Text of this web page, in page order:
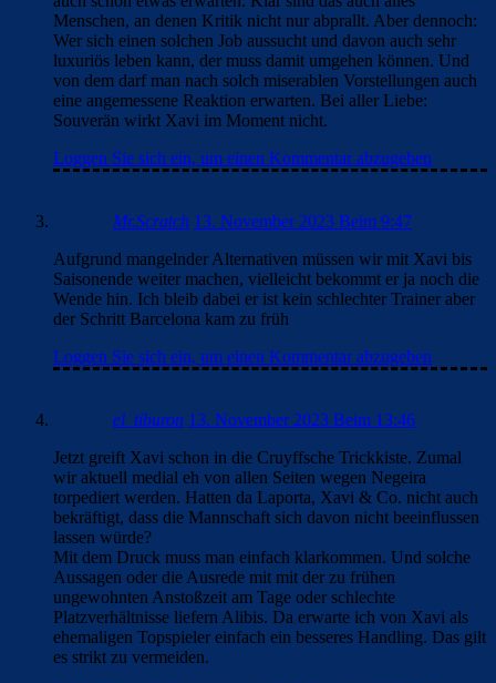
Menschen, an denen Kritik nicht nur abprallt. Aber dennoch:
Wer sich einen solchen Job aussucht und davon auch sehr
luxuriös leben kann, der muss damit umgehen können. Und
von dem darf man nach solch miserablen Vorstellungen auch
eine angemessene Reaktion erwarten. Bei aller Liebe:
Souverän wirkt Xavi im Moment nicht.
Loggen Sie sich ein, um einen Kommentar abzugeben
Mr.Scratch 13. November 2023 Beim 9:47
Aufgrund mangelnder Alternativen müssen wir mit Xavi bis
Saisonende weiter machen, vielleicht bekommt er ja noch die
Wende hin. Ich bleib dabei er ist kein schlechter Trainer aber
der Schritt Barcelona kam zu früh
Loggen Sie sich ein, um einen Kommentar abzugeben
el_tiburon 13. November 2023 Beim 13:46
Jetzt greift Xavi schon in die Cruyffsche Trickkiste. Zumal
wir aktuell medial eh von allen Seiten wegen Negeira
torpediert werden. Hatten da Laporta, Xavi & Co. nicht auch
bekräftigt, dass die Mannschaft sich davon nicht beeinflussen
lassen würde?
Mit dem Druck muss man einfach klarkommen. Und solche
Aussagen oder die Ausrede mit mit der zu frühen
ungewohnten Anstoßzeit am Tage oder schlechte
Platzverhältnisse liefern Alibis. Da erwarte ich von Xavi als
ehemaligen Topspieler einfach ein besseres Handling. Das gilt
es strikt zu vermeiden.